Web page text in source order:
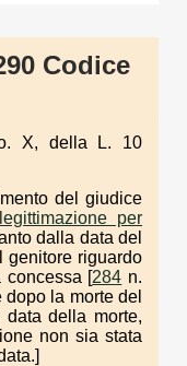
Codice
X, della L. 10
del giudice
legittimazione per
dalla data del
genitore riguardo
concessa [284 n.
la morte del
della morte,
non sia stata